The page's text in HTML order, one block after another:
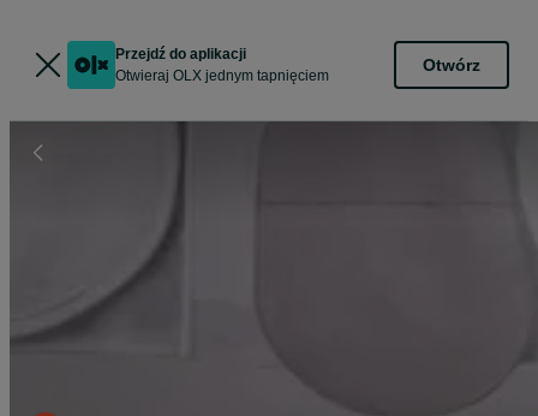
Przejdź do aplikacji
Otwieraj OLX jednym tapnięciem
Otwórz